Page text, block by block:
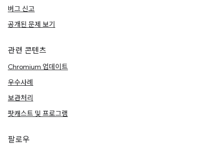
버그 신고
공개된 문제 보기
관련 콘텐츠
Chromium 업데이트
우수사례
보관처리
팟캐스트 및 프로그램
팔로우